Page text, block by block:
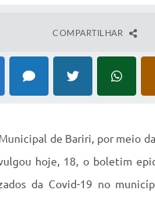
COMPARTILHAR
de Bariri, por meio
hoje, 18, o boletim
da Covid-19 no